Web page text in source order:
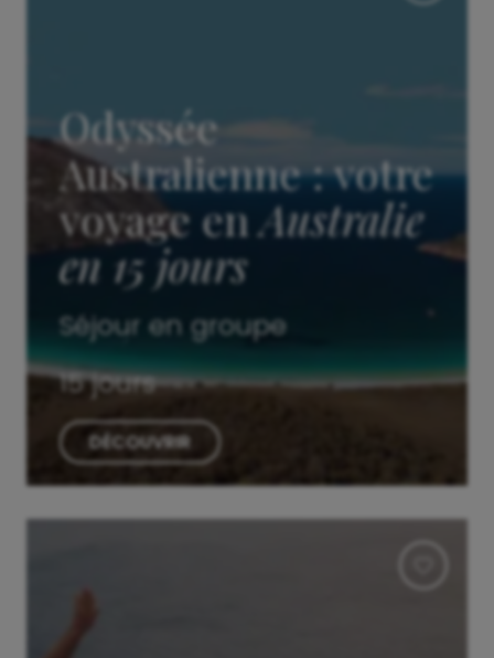
Odyssée
Australienne : votre
voyage enAustralie
en 15 jours
Séjour en groupe
15 jours
DÉCOUVRIR